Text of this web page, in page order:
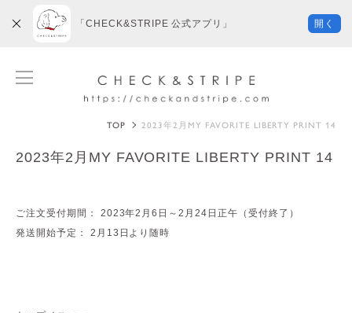
TOP 2023年2月MY FAVORITE LIBERTY PRINT 14
2023年2月MY FAVORITE LIBERTY PRINT 14
ご注文受付期間： 2023年2月6日～2月24日正午（受付終了）
発送開始予定： 2月13日より随時
「CHECK&STRIPE 公式アプリ」 開く